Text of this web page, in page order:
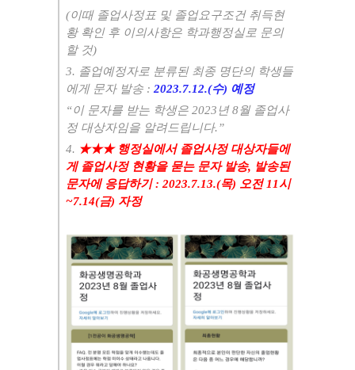
(이때 졸업사정표 및 졸업요구조건 취득현
황 확인 후 이의사항은 학과행정실로 문의
할 것)
3. 졸업예정자로 분류된 최종 명단의 학생들
에게 문자 발송 : 2023.7.12.(수) 예정
“이 문자를 받는 학생은 2023 년 8월 졸업사
정 대상자임을 알려드립니다.”
4. ★★★ 행정실에서 졸업사정 대상자들에
게 졸업사정 현황을 묻는 문자 발송, 발송된
문자에 응답하기:2023.7.13.(목) 오전11시
~7.14(금) 자정